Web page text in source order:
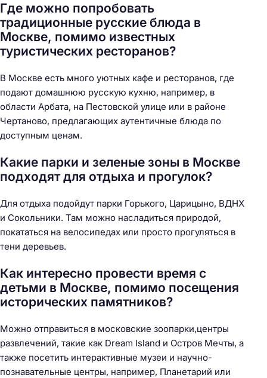
Где можно попробовать
традиционные русские блюда в
Москве, помимо известных
туристических ресторанов?
В Москве есть много уютных кафе и ресторанов, где
подают домашнюю русскую кухню, например, в
области Арбата, на Пестовской улице или в районе
Чертаново, предлагающих аутентичные блюда по
доступным ценам.
Какие парки и зеленые зоны в Москве
подходят для отдыха и прогулок?
Для отдыха подойдут парки Горького, Царицыно, ВДНХ
и Сокольники. Там можно насладиться природой,
покататься на велосипедах или просто прогуляться в
тени деревьев.
Как интересно провести время с
детьми в Москве, помимо посещения
исторических памятников?
Можно отправиться в московские зоопарки,центры
развлечений, такие как Dream Island и Остров Мечты, а
также посетить интерактивные музеи и научно-
познавательные центры, например, Планетарий или